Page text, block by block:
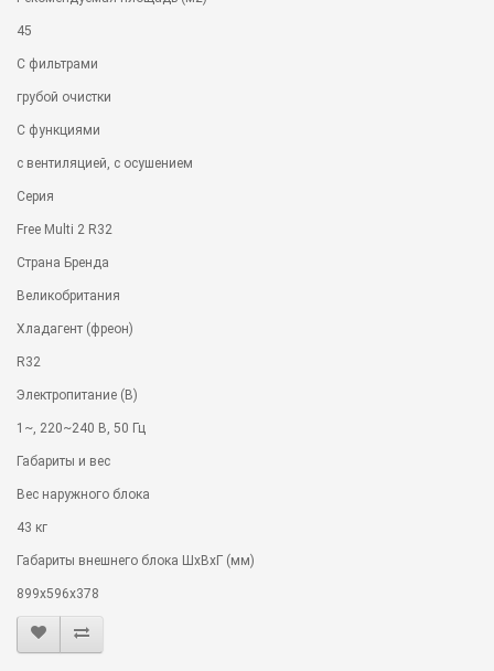
45
С фильтрами
грубой очистки
С функциями
с вентиляцией, с осушением
Серия
Free Multi 2 R32
Страна Бренда
Великобритания
Хладагент (фреон)
R32
Электропитание (В)
1~, 220~240 В, 50 Гц
Габариты и вес
Вес наружного блока
43 кг
Габариты внешнего блока ШхВхГ (мм)
899x596x378